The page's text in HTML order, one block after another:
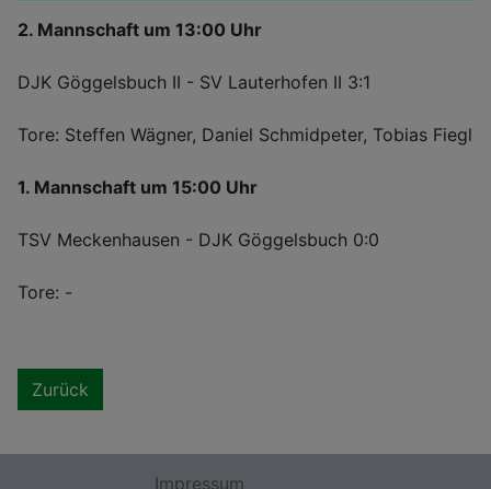
2. Mannschaft um 13:00 Uhr
DJK Göggelsbuch II - SV Lauterhofen II 3:1
Tore: Steffen Wägner, Daniel Schmidpeter, Tobias Fiegl
1. Mannschaft um 15:00 Uhr
TSV Meckenhausen - DJK Göggelsbuch 0:0
Tore: -
Zurück
Impressum